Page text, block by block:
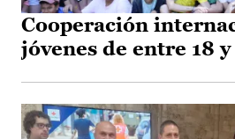
Cooperación
jóvenes de entre 18 y